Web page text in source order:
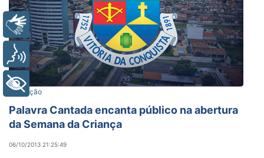
Educação
Palavra Cantada encanta público na abertura
da Semana da Criança
06/10/2013 21:25:49
Libras
Voz
+ Acessibilidade